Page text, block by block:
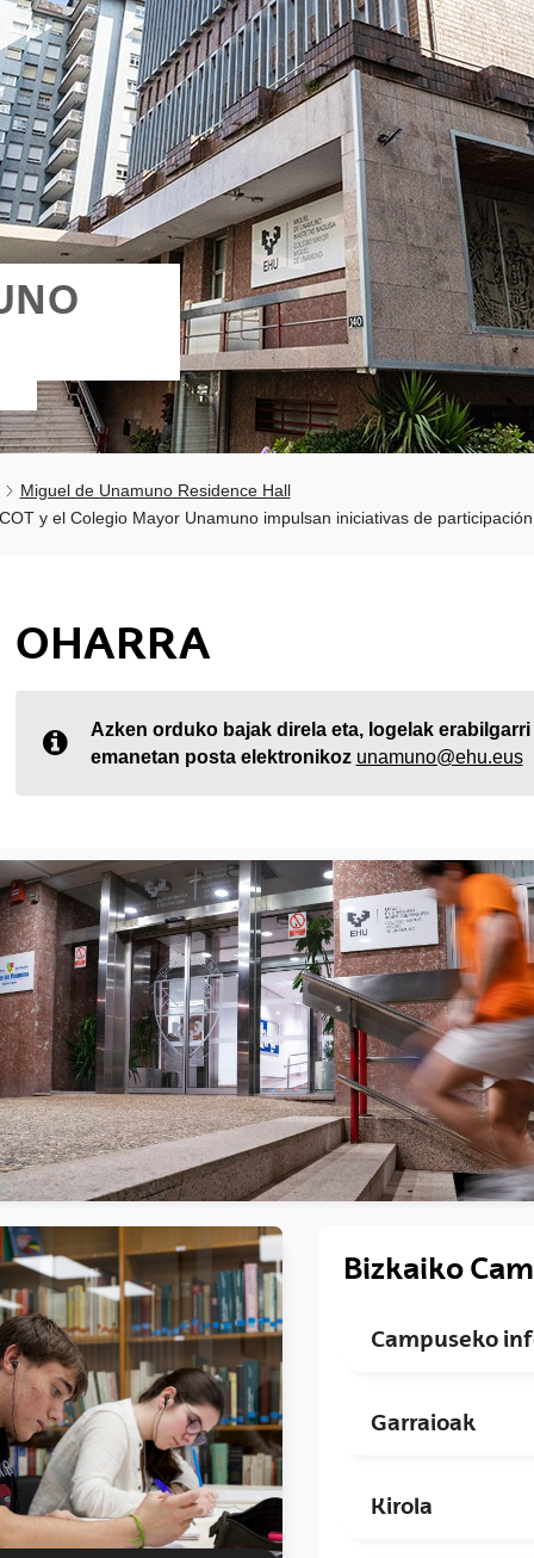
Miguel de Unamuno Residence Hall
y el Colegio Mayor Unamuno impulsan iniciativas de
OHARRA
Azken orduko bajak direla eta, logelak
emanetan posta elektronikoz unamuno@ehu.eus
Bizkaiko
Campuseko
Garraioak
Kirola